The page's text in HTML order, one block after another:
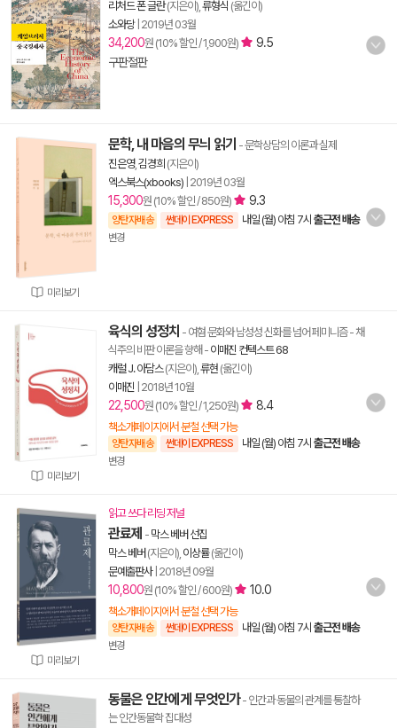
리처드 폰 글란(지은이), 류형식 (옮긴이)
소와당| 2019년 03월
34,200원 (10% 할인 / 1,900원)
9.5
구판절판
미리보기
문학, 내 마음의 무늬 읽기 - 문학상담의 이론과 실제
진은영, 김경희 (지은이)
엑스북스(xbooks) 2019년 03월
15,300원 (10% 할인 / 850원) 9.3
양탄자배송 썬데이 EXPRESS 내일 (월) 아침 7시 출근전 배송
변경
미리보기
육식의 성정치 - 여혐 문화와 남성성 신화를 넘어 페미니즘 - 채
식주의 비판 이론을 향해 - 이매진 컨텍스트 68
캐럴 J. 아담스(지은이), 류현 (옮긴이)
이매진 2018년 10월
22,500원 (10% 할인 / 1,250원) 8.4
책소개페이지에서 분철 선택 가능
양탄자배송 썬데이 EXPRESS 내일 (월) 아침 7시 출근전 배송
변경
미리보기
읽고 쓰다 리딩 저널
관료제 - 막스 베버 선집
막스 베버 (지은이), 이상률(옮긴이)
문예출판사| 2018년 09월
10,800원 (10% 할인 / 600원) 10.0
책소개페이지에서 분철 선택 가능
양탄자배송 썬데이 EXPRESS 내일 (월) 아침 7시 출근전 배송
변경
동물은 인간에게 무엇인가- 인간과 동물의 관계를 통찰하
는 인간동물학 집대성